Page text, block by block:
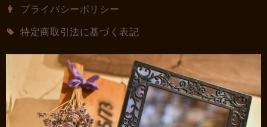
プライバシーポリシー
特定商取引法に基づく表記